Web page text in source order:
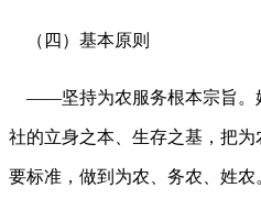
（四）基本原则
——坚持为农服务根本宗旨。
社的立身之本、生存之基，把
要标准，做到为农、务农、姓农